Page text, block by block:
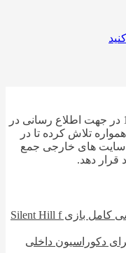
مصنوعی از سال 1404 در جهت اطلاع رسانی در
تلاش کرده تا در
های خارجی جمع
دهد.
بررسی کامل بازی Silent Hill f
داخلی